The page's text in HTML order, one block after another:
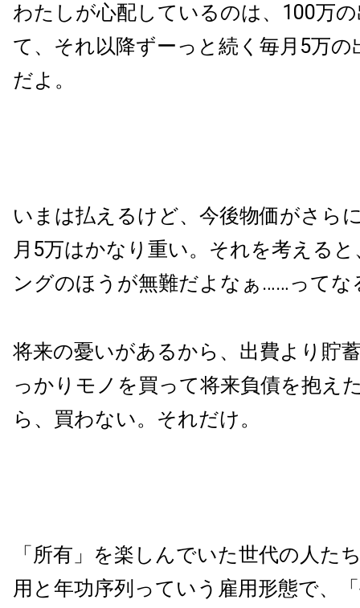
わたしが心配しているのは、100万
て、それ以降ずーっと続く毎月5万
だよ。
いまは払えるけど、今後物価がさら
月5万はかなり重い。それを考える
ングのほうが無難だよなぁ……ってな
将来の憂いがあるから、出費より貯
っかりモノを買って将来負債を抱え
ら、買わない。それだけ。
「所有」を楽しんでいた世代の人た
用と年功序列っていう雇用形態で、